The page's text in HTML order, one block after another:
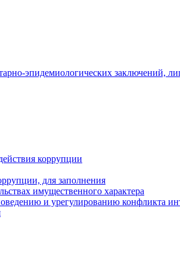
эпидемиологических заключений,
коррупции
для заполнения
имущественного характера
и урегулированию конфликта